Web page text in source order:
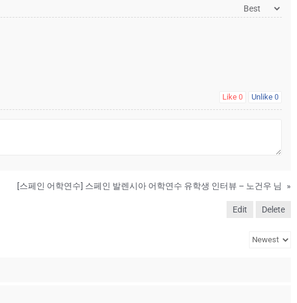
Like 0 Unlike 0
[스페인 어학연수] 스페인 발렌시아 어학연수 유학생 인터뷰 – 노건우 님 »
Edit Delete